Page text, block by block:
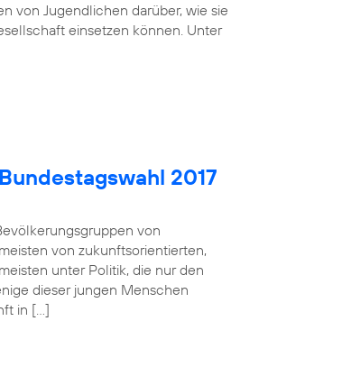
von Jugendlichen darüber, wie sie
einsetzen können. Unter
2017
von
von zukunftsorientierten,
unter Politik, die nur den
dieser jungen Menschen
in […]